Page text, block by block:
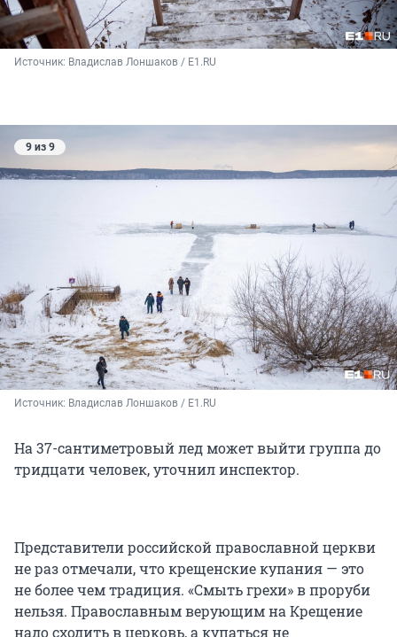
Источник: Владислав Лоншаков / E1.RU
9 из 9
Источник: Владислав Лоншаков / E1.RU
На 37-сантиметровый лед может выйти группа до
тридцати человек, уточнил инспектор.
Представители российской православной церкви
не раз отмечали, что крещенские купания — это
не более чем традиция. «Смыть грехи» в проруби
нельзя. Православным верующим на Крещение
надо сходить в церковь, а купаться не